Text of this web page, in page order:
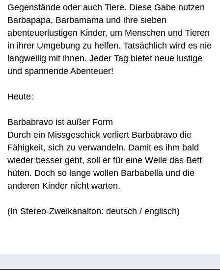
Gegenstände oder auch Tiere. Diese Gabe nutzen
Barbapapa, Barbamama und ihre sieben
abenteuerlustigen Kinder, um Menschen und Tieren
in ihrer Umgebung zu helfen. Tatsächlich wird es nie
langweilig mit ihnen. Jeder Tag bietet neue lustige
und spannende Abenteuer!
Heute:
Barbabravo ist außer Form
Durch ein Missgeschick verliert Barbabravo die
Fähigkeit, sich zu verwandeln. Damit es ihm bald
wieder besser geht, soll er für eine Weile das Bett
hüten. Doch so lange wollen Barbabella und die
anderen Kinder nicht warten.
(In Stereo-Zweikanalton: deutsch / englisch)